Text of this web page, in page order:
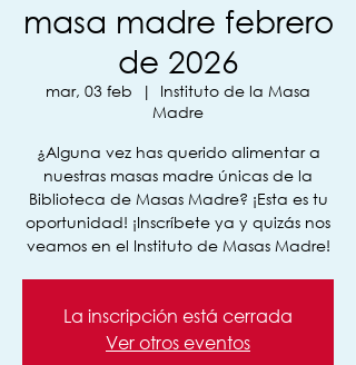
masa madre febrero
de 2026
mar, 03 feb
  |
Instituto de la Masa
Madre
¿Alguna vez has querido alimentar a
nuestras masas madre únicas de la
Biblioteca de Masas Madre? ¡Esta es tu
oportunidad! ¡Inscríbete ya y quizás nos
veamos en el Instituto de Masas Madre!
La inscripción está cerrada
Ver otros eventos